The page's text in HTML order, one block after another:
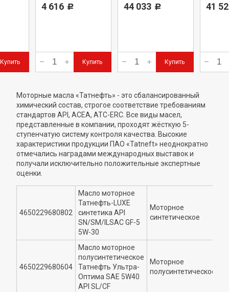
Купить
4 616 Р
Купить
44 033 Р
Купить
41
Моторные масла «Татнефть» - это сбалансированный
химический состав, строгое соответствие требованиям
стандартов API, ACEA, ATC-ERC. Все виды масел,
представленные в компании, проходят жёсткую 5-
ступенчатую систему контроля качества. Высокие
характеристики продукции ПАО «Tatneft» неоднократно
отмечались наградами международных выставок и
получали исключительно положительные экспертные
оценки.
4650229680802
Масло моторное
Татнефть-LUXE
синтетика API
SN/SM/ILSAC GF-5
5W-30
Моторное
синтетическое
4650229680604
Масло моторное
полусинтетическое
Татнефть Ультра-
Оптима SAE 5W40
API SL/CF
Моторное
полусинтетическое